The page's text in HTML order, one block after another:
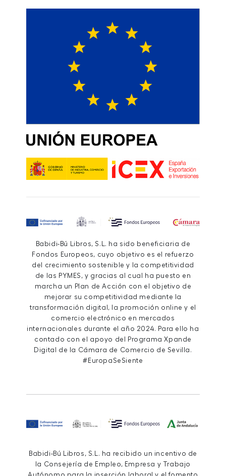
Babidi-Bú Libros, S.L. ha sido beneficiaria de
Fondos Europeos, cuyo objetivo es el refuerzo
del crecimiento sostenible y la competitividad
de las PYMES, y gracias al cual ha puesto en
marcha un Plan de Acción con el objetivo de
mejorar su competitividad mediante la
transformación digital, la promoción online y el
comercio electrónico en mercados
internacionales durante el año 2024. Para ello ha
contado con el apoyo del Programa Xpande
Digital de la Cámara de Comercio de Sevilla.
#EuropaSeSiente
Babidi-Bú Libros, S.L. ha recibido un incentivo de
la Consejería de Empleo, Empresa y Trabajo